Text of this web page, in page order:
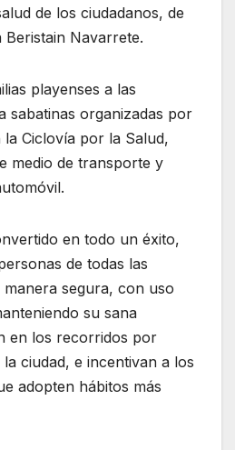
de los ciudadanos, de
Navarrete.
playenses a las
sabatinas organizadas por
Ciclovía por la Salud,
medio de transporte y
en todo un éxito,
de todas las
manera segura, con uso
su sana
en los recorridos por
ciudad, e incentivan a los
adopten hábitos más